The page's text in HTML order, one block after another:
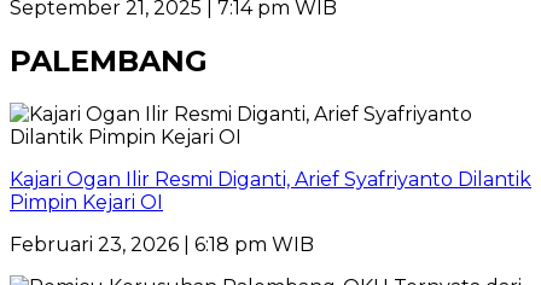
September 21, 2025 | 7:14 pm WIB
PALEMBANG
Kajari Ogan Ilir Resmi Diganti, Arief Syafriyanto Dilantik
Pimpin Kejari OI
Februari 23, 2026 | 6:18 pm WIB